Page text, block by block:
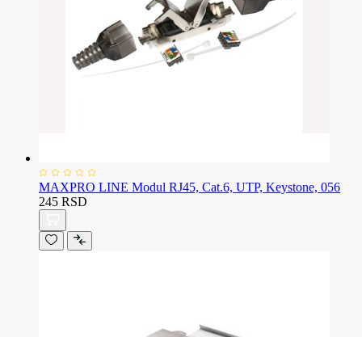
MAXPRO LINE Modul RJ45, Cat.6, UTP, Keystone, 056
245 RSD